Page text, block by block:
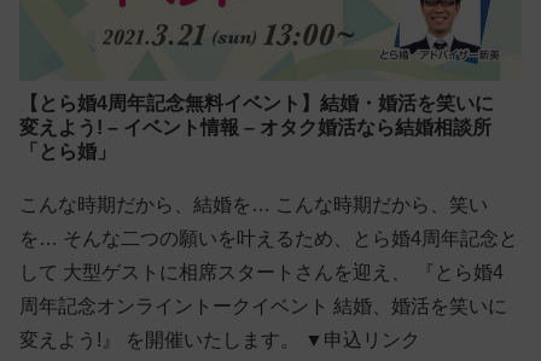
【とら婚4周年記念無料イベント】結婚・婚活を笑いに
変えよう! – イベント情報 – オタク婚活なら結婚相談所
「とら婚」
こんな時期だから、結婚を… こんな時期だから、笑い
を… そんな二つの願いを叶えるため、とら婚4周年記念と
して 大型ゲストに相席スタートさんを迎え、 『とら婚4
周年記念オンライントークイベント 結婚、婚活を笑いに
変えよう!』 を開催いたします。 ▼申込リンク